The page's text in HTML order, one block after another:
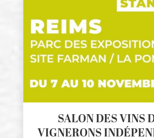
SALON DES VINS
VIGNERONS